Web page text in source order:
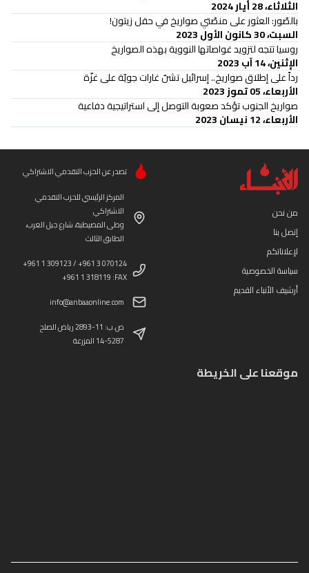
الثلاثاء، 28 أيار 2024
بالصّور: العثور على منصّتي صواريخ في حقل زيتون!
السبت، 30 كانون الأول 2023
روسيا تتجه لتزويد غواصاتها النووية بهذه الصواريخ
الإثنين، 14 آب 2023
رداً على إطلاق صواريخ.. إسرائيل تشنّ غارات جويّة على غزّة
الأربعاء، 05 تموز 2023
صواريخ الجنوب تؤكد صعوبة التوصل إلى استراتيجية دفاعية
الأربعاء، 12 نيسان 2023
من نحن
إتصل بنا
لإعلاناتكم
سياسة الخصوصية
أرشيف الأنباء القديم
تصدر عن الحزب التقدمي الاشتراكي
المركز الرئيسي للحزب التقدمي
الاشتراكي
وطى المصيطبة، شارع جبل العرب،
الطابق الثالث
+961 1 309123 / +961 3 070124
+961 1 318119 :FAX
info@anbaaonline.com
ص.ب: 11-2893 رياض الصلح
14-5287 المزرعة
موقعنا على الخريطة